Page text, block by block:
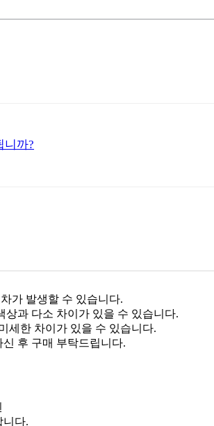
니까?
가 발생할 수 있습니다.
상과 다소 차이가 있을 수 있습니다.
세한 차이가 있을 수 있습니다.
후 구매 부탁드립니다.
니다.